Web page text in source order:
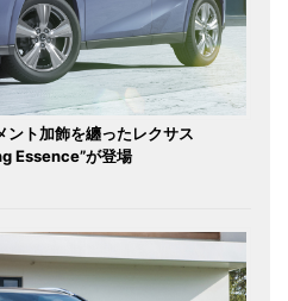
ント加飾を纏ったレクサス
Essence”が登場